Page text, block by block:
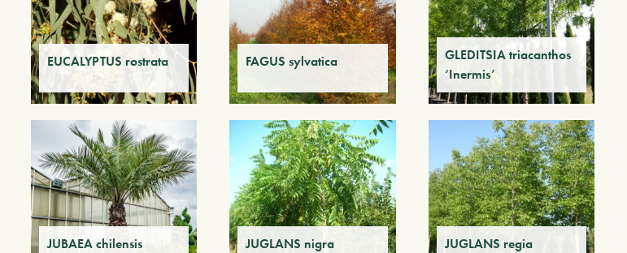
EUCALYPTUS rostrata FAGUS sylvatica
GLEDITSIA triacanthos
‘Inermis’
JUBAEA chilensis JUGLANS nigra JUGLANS regia